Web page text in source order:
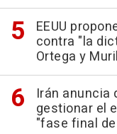
EEUU
contra "la
Ortega y
Irán anuncia
gestionar el
"fase final